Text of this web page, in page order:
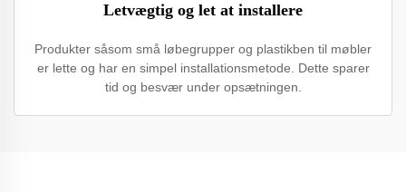
Letvægtig og let at installere
Produkter såsom små løbegrupper og plastikben til møbler
er lette og har en simpel installationsmetode. Dette sparer
tid og besvær under opsætningen.